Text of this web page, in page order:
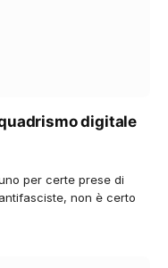
digitale
per certe prese di
non è certo